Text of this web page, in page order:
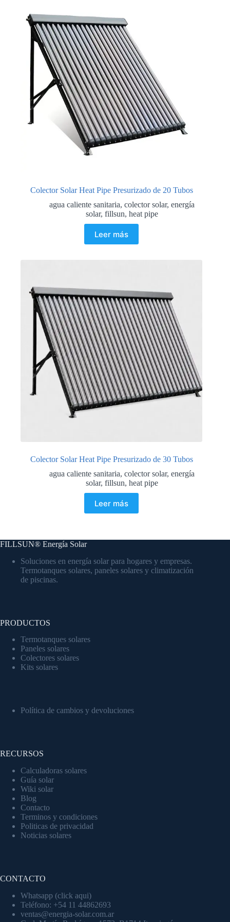
Colector Solar Heat Pipe Presurizado de 20 Tubos
agua caliente sanitaria, colector solar, energía
solar, fillsun, heat pipe
Leer más
Colector Solar Heat Pipe Presurizado de 30 Tubos
agua caliente sanitaria, colector solar, energía
solar, fillsun, heat pipe
Leer más
FILLSUN® Energía Solar
Soluciones en energía solar para hogares y empresas.
Termotanques solares, paneles solares y climatización
de piscinas.
PRODUCTOS
Termotanques solares
Paneles solares
Colectores solares
Kits solares
Política de cambios y devoluciones
RECURSOS
Calculadoras solares
Guía solar
Wiki solar
Blog
Contacto
Terminos y condiciones
Politicas de privacidad
Noticias solares
CONTACTO
Whatsapp (click aqui)
Teléfono: +54 11 44862693
ventas@energia-solar.com.ar